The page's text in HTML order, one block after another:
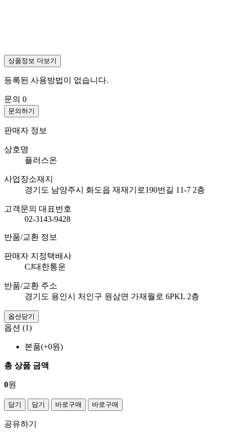
상품정보 더보기
등록된 사용방법이 없습니다.
문의 0
문의하기
판매자 정보
상호명
플러스온
사업장소재지
경기도 남양주시 화도읍 재재기로190번길 11-7 2층
고객문의 대표번호
02-3143-9428
반품/교환 정보
판매자 지정택배사
CJ대한통운
반품/교환 주소
경기도 용인시 처인구 원삼면 가재월로 6PKL 2층
옵션닫기
옵션 (1)
본품(+0원)
총 상품 금액
0원
담기 담기 바로구매 바로구매
공유하기